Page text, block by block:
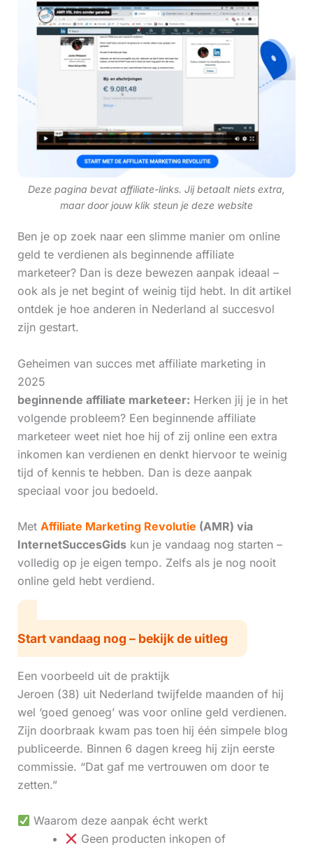
Deze pagina bevat affiliate-links. Jij betaalt niets extra,
maar door jouw klik steun je deze website
Ben je op zoek naar een slimme manier om online
geld te verdienen als beginnende affiliate
marketeer? Dan is deze bewezen aanpak ideaal –
ook als je net begint of weinig tijd hebt. In dit artikel
ontdek je hoe anderen in Nederland al succesvol
zijn gestart.
Geheimen van succes met affiliate marketing in
2025
beginnende affiliate marketeer: Herken jij je in het
volgende probleem? Een beginnende affiliate
marketeer weet niet hoe hij of zij online een extra
inkomen kan verdienen en denkt hiervoor te weinig
tijd of kennis te hebben. Dan is deze aanpak
speciaal voor jou bedoeld.
Met Affiliate Marketing Revolutie (AMR) via
InternetSuccesGidskun je vandaag nog starten –
volledig op je eigen tempo. Zelfs als je nog nooit
online geld hebt verdiend.
Start vandaag nog – bekijk de uitleg
Een voorbeeld uit de praktijk
Jeroen (38) uit Nederland twijfelde maanden of hij
wel ‘goed genoeg’ was voor online geld verdienen.
Zijn doorbraak kwam pas toen hij één simpele blog
publiceerde. Binnen 6 dagen kreeg hij zijn eerste
commissie. “Dat gaf me vertrouwen om door te
zetten.”
Waarom deze aanpak écht werkt
Geen producten inkopen of